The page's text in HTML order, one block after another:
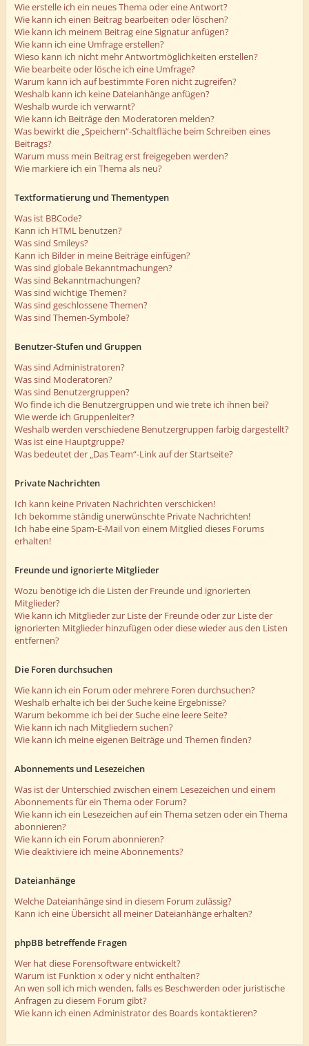
Wie erstelle ich ein neues Thema oder eine Antwort?
Wie kann ich einen Beitrag bearbeiten oder löschen?
Wie kann ich meinem Beitrag eine Signatur anfügen?
Wie kann ich eine Umfrage erstellen?
Wieso kann ich nicht mehr Antwortmöglichkeiten erstellen?
Wie bearbeite oder lösche ich eine Umfrage?
Warum kann ich auf bestimmte Foren nicht zugreifen?
Weshalb kann ich keine Dateianhänge anfügen?
Weshalb wurde ich verwarnt?
Wie kann ich Beiträge den Moderatoren melden?
Was bewirkt die „Speichern“-Schaltfläche beim Schreiben eines
Beitrags?
Warum muss mein Beitrag erst freigegeben werden?
Wie markiere ich ein Thema als neu?
Textformatierung und Thementypen
Was ist BBCode?
Kann ich HTML benutzen?
Was sind Smileys?
Kann ich Bilder in meine Beiträge einfügen?
Was sind globale Bekanntmachungen?
Was sind Bekanntmachungen?
Was sind wichtige Themen?
Was sind geschlossene Themen?
Was sind Themen-Symbole?
Benutzer-Stufen und Gruppen
Was sind Administratoren?
Was sind Moderatoren?
Was sind Benutzergruppen?
Wo finde ich die Benutzergruppen und wie trete ich ihnen bei?
Wie werde ich Gruppenleiter?
Weshalb werden verschiedene Benutzergruppen farbig dargestellt?
Was ist eine Hauptgruppe?
Was bedeutet der „Das Team“-Link auf der Startseite?
Private Nachrichten
Ich kann keine Privaten Nachrichten verschicken!
Ich bekomme ständig unerwünschte Private Nachrichten!
Ich habe eine Spam-E-Mail von einem Mitglied dieses Forums
erhalten!
Freunde und ignorierte Mitglieder
Wozu benötige ich die Listen der Freunde und ignorierten
Mitglieder?
Wie kann ich Mitglieder zur Liste der Freunde oder zur Liste der
ignorierten Mitglieder hinzufügen oder diese wieder aus den Listen
entfernen?
Die Foren durchsuchen
Wie kann ich ein Forum oder mehrere Foren durchsuchen?
Weshalb erhalte ich bei der Suche keine Ergebnisse?
Warum bekomme ich bei der Suche eine leere Seite?
Wie kann ich nach Mitgliedern suchen?
Wie kann ich meine eigenen Beiträge und Themen finden?
Abonnements und Lesezeichen
Was ist der Unterschied zwischen einem Lesezeichen und einem
Abonnements für ein Thema oder Forum?
Wie kann ich ein Lesezeichen auf ein Thema setzen oder ein Thema
abonnieren?
Wie kann ich ein Forum abonnieren?
Wie deaktiviere ich meine Abonnements?
Dateianhänge
Welche Dateianhänge sind in diesem Forum zulässig?
Kann ich eine Übersicht all meiner Dateianhänge erhalten?
phpBB betreffende Fragen
Wer hat diese Forensoftware entwickelt?
Warum ist Funktion x oder y nicht enthalten?
An wen soll ich mich wenden, falls es Beschwerden oder juristische
Anfragen zu diesem Forum gibt?
Wie kann ich einen Administrator des Boards kontaktieren?